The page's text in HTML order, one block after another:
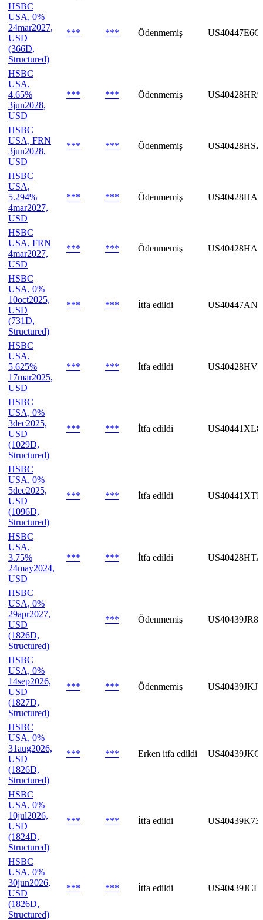
HSBC
USA, 0%
24mar2027,
USD
(366D,
Structured)
*** *** Ödenmemiş
HSBC
USA,
4.65%
3jun2028,
USD
*** *** Ödenmemiş
HSBC
USA, FRN
3jun2028,
USD
*** *** Ödenmemiş
HSBC
USA,
5.294%
4mar2027,
USD
*** *** Ödenmemiş
HSBC
USA, FRN
4mar2027,
USD
*** *** Ödenmemiş
HSBC
USA, 0%
10oct2025,
USD
(731D,
Structured)
*** *** İtfa edildi
HSBC
USA,
5.625%
17mar2025,
USD
*** *** İtfa edildi
HSBC
USA, 0%
3dec2025,
USD
(1029D,
Structured)
*** *** İtfa edildi
HSBC
USA, 0%
5dec2025,
USD
(1096D,
Structured)
*** *** İtfa edildi
HSBC
USA,
3.75%
24may2024,
USD
*** *** İtfa edildi
HSBC
USA, 0%
29apr2027,
USD
(1826D,
Structured)
*** Ödenmemiş
HSBC
USA, 0%
14sep2026,
USD
(1827D,
Structured)
*** *** Ödenmemiş
HSBC
USA, 0%
31aug2026,
USD
(1826D,
Structured)
*** *** Erken itfa edildi
HSBC
USA, 0%
10jul2026,
USD
(1824D,
Structured)
*** *** İtfa edildi
HSBC
USA, 0%
30jun2026,
USD
(1826D,
Structured)
*** *** İtfa edildi